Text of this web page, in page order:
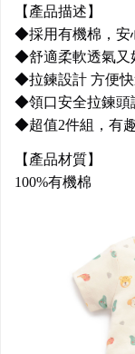
【產品描述】
◆採用有機棉，安
◆舒適柔軟透氣又
◆拉鍊設計 方便快
◆領口安全拉鍊頭
◆超值2件組，有
【產品材質】
100%有機棉